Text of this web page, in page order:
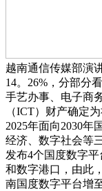
越南通信传媒部演
14。26%，分部分
手艺办事、电子商
（ICT）财产确定
2025年面向2030年
经济、数字社会等
发布4个国度数字
和数字港口，由此
南国度数字平台增